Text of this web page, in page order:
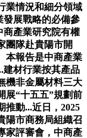
業情況和細分領域
發展戰略的必備參
商產業研究院有權
團隊赴貴陽市開
本報告是中商產業
建材行業按其產品
機非金屬材料三大
展“十五五”規劃前
動...近日，2025
陽市商務局組織召
家評審會，中商產